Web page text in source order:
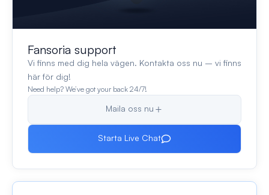
Fansoria support
Vi finns med dig hela vägen. Kontakta oss nu – vi finns
här för dig!
Need help? We’ve got your back 24/7!
Maila oss nu
Starta Live Chat